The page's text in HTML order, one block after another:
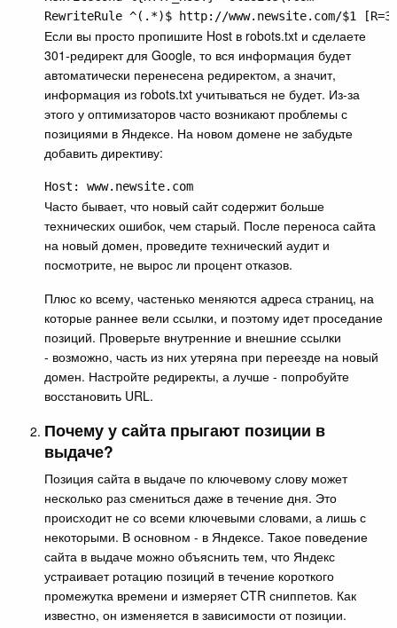
RewriteRule ^(.*)$ http://www.newsite.com/$1
Если вы просто пропишите Host в robots.txt и сделаете
301-редирект для Google, то вся информация будет
автоматически перенесена редиректом, а значит,
информация из robots.txt учитываться не будет. Из-за
этого у оптимизаторов часто возникают проблемы с
позициями в Яндексе. На новом домене не забудьте
добавить директиву:
Host: www.newsite.com
Часто бывает, что новый сайт содержит больше
технических ошибок, чем старый. После переноса сайта
на новый домен, проведите технический аудит и
посмотрите, не вырос ли процент отказов.
Плюс ко всему, частенько меняются адреса страниц, на
которые раннее вели ссылки, и поэтому идет проседание
позиций. Проверьте внутренние и внешние ссылки
- возможно, часть из них утеряна при переезде на новый
домен. Настройте редиректы, а лучше - попробуйте
восстановить URL.
Почему у сайта прыгают позиции в
выдаче?
Позиция сайта в выдаче по ключевому слову может
несколько раз смениться даже в течение дня. Это
происходит не со всеми ключевыми словами, а лишь с
некоторыми. В основном - в Яндексе. Такое поведение
сайта в выдаче можно объяснить тем, что Яндекс
устраивает ротацию позиций в течение короткого
промежутка времени и измеряет CTR сниппетов. Как
известно, он изменяется в зависимости от позиции.